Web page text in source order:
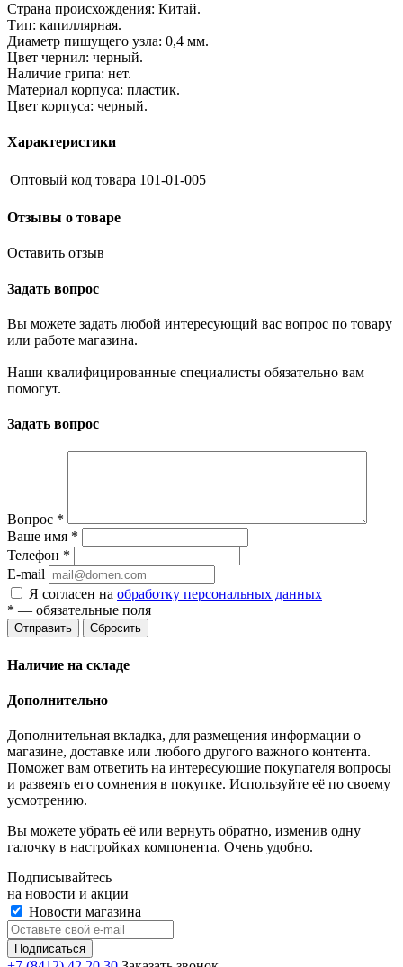
Страна происхождения: Китай.
Тип: капиллярная.
Диаметр пишущего узла: 0,4 мм.
Цвет чернил: черный.
Наличие грипа: нет.
Материал корпуса: пластик.
Цвет корпуса: черный.
Характеристики
Оптовый код товара 101-01-005
Отзывы о товаре
Оставить отзыв
Задать вопрос
Вы можете задать любой интересующий вас вопрос по товару
или работе магазина.
Наши квалифицированные специалисты обязательно вам
помогут.
Задать вопрос
Вопрос *
Ваше имя *
Телефон *
E-mail
Я согласен на обработку персональных данных
* — обязательные поля
Отправить Сбросить
Наличие на складе
Дополнительно
Дополнительная вкладка, для размещения информации о
магазине, доставке или любого другого важного контента.
Поможет вам ответить на интересующие покупателя вопросы
и развеять его сомнения в покупке. Используйте её по своему
усмотрению.
Вы можете убрать её или вернуть обратно, изменив одну
галочку в настройках компонента. Очень удобно.
Подписывайтесь
на новости и акции
Новости магазина